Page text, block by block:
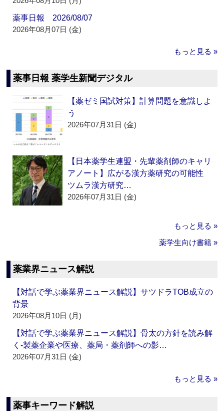
薬事日報 2026/08/07
2026年08月07日 (金)
もっと見る »
薬事日報 薬学生新聞デジタル
【薬ゼミ国試対策】計算問題を意識しよ
う
2026年07月31日 (金)
【日本薬学生連盟・先輩薬剤師のキャリ
アノート】広がる漢方薬研究の可能性
ツムラ漢方研究…
2026年07月31日 (金)
もっと見る »
薬学生向け書籍 »
薬業界ニュース解説
【対話で学ぶ薬業界ニュース解説】サツドラTOB成立の
背景
2026年08月10日 (月)
【対話で学ぶ薬業界ニュース解説】骨太の方針を読み解
く‐製薬企業や医療、薬局・薬剤師への影…
2026年07月31日 (金)
もっと見る »
薬事キーワード解説